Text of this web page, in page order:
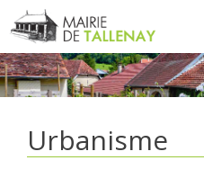
Aller
au
contenu
Urbanisme